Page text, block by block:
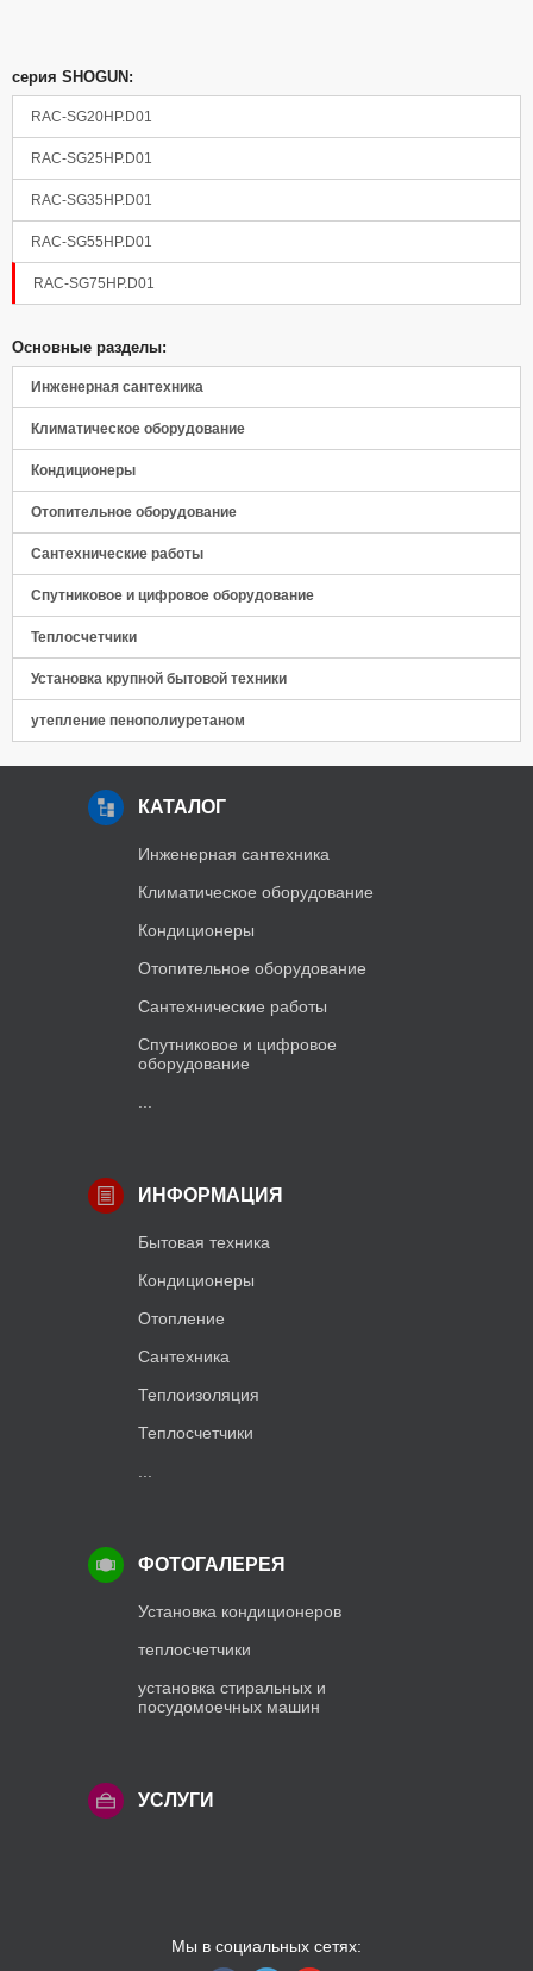
серия SHOGUN:
RAC-SG20HP.D01
RAC-SG25HP.D01
RAC-SG35HP.D01
RAC-SG55HP.D01
RAC-SG75HP.D01
Основные разделы:
Инженерная сантехника
Климатическое оборудование
Кондиционеры
Отопительное оборудование
Сантехнические работы
Спутниковое и цифровое оборудование
Теплосчетчики
Установка крупной бытовой техники
утепление пенополиуретаном
КАТАЛОГ
Инженерная сантехника
Климатическое оборудование
Кондиционеры
Отопительное оборудование
Сантехнические работы
Спутниковое и цифровое
оборудование
ИНФОРМАЦИЯ
Бытовая техника
Кондиционеры
Отопление
Сантехника
Теплоизоляция
Теплосчетчики
ФОТОГАЛЕРЕЯ
Установка кондиционеров
теплосчетчики
установка стиральных и
посудомоечных машин
УСЛУГИ
Мы в социальных сетях:
Панель управления